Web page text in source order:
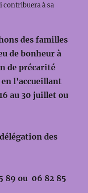
contribuera à sa
des familles
de bonheur à
de précarité
l’accueillant
au 30 juillet ou
des
89 ou 06 82 85